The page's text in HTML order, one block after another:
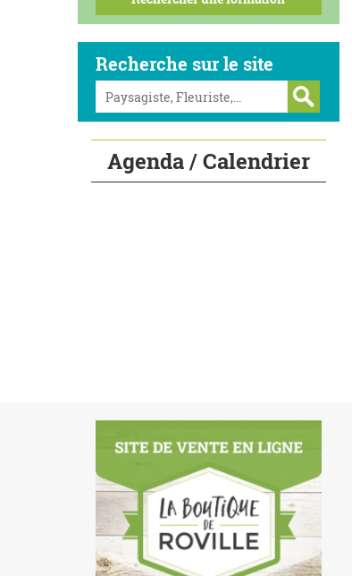
Recherche sur le site
Agenda / Calendrier